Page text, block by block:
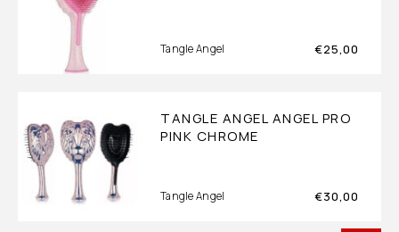
Tangle Angel €25,00
TANGLE ANGEL ANGEL PRO
PINK CHROME
Tangle Angel €30,00